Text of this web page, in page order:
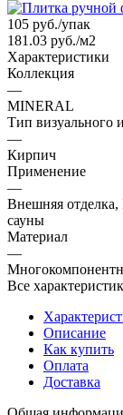
105 руб./упак
181.03 руб./м2
Характеристики
Коллекция
—
MINERAL
Тип визуального
—
Кирпич
Применение
—
Внешняя отделка,
сауны
Материал
—
Все
Описание
Как купить
Оплата
Доставка